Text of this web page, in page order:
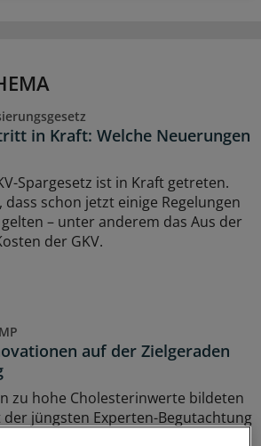
in Kraft: Welche Neuerungen
Spargesetz ist in Kraft getreten.
schon jetzt einige Regelungen
– unter anderem das Aus der
der GKV.
auf der Zielgeraden
zu hohe Cholesterinwerte bildeten
jüngsten Experten-Begutachtung